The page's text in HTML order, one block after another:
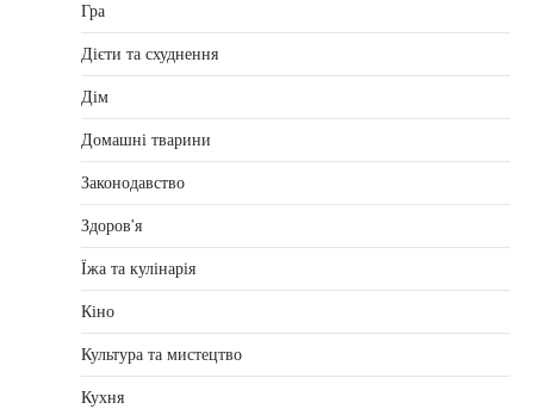
Гра
Дієти та схуднення
Дім
Домашні тварини
Законодавство
Здоров'я
Їжа та кулінарія
Кіно
Культура та мистецтво
Кухня